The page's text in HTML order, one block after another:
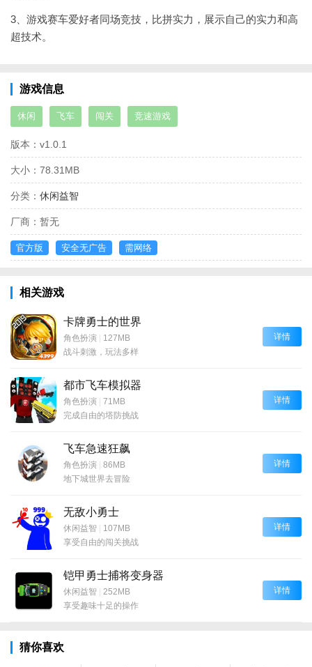
3、游戏赛车爱好者同场竞技，比拼实力，展示自己的实力和高
超技术。
游戏信息
休闲 飞车 闯关 竞速游戏
版本： v1.0.1
大小： 78.31MB
分类： 休闲益智
厂商： 暂无
官方版 安全无广告 需网络
相关游戏
卡牌勇士的世界
角色扮演 | 127MB
战斗刺激，玩法多样
详情
都市飞车模拟器
角色扮演 | 71MB
完成自由的塔防挑战
详情
飞车急速狂飙
角色扮演 | 86MB
地下城世界去冒险
详情
无敌小勇士
休闲益智 | 107MB
享受自由的闯关挑战
详情
铠甲勇士捕将变身器
休闲益智 | 252MB
享受趣味十足的操作
详情
猜你喜欢